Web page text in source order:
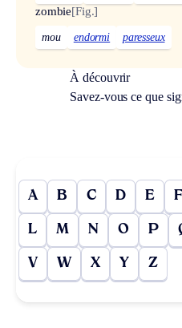
zombie[Fig.]
mou endormi paresseux
À découvrir
Savez-vous ce que
A B C D E F
L M N O P
V W X Y Z